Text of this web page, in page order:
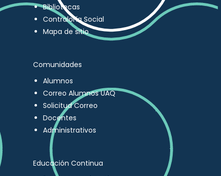
Bibliotecas
Contraloría Social
Mapa de sitio
Comunidades
Alumnos
Correo Alumnos UAQ
Solicitud Correo
Docentes
Administrativos
Educación Continua